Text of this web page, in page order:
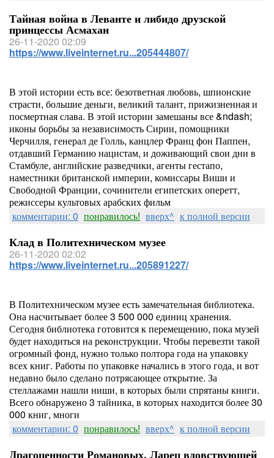
Тайная война в Леванте и либидо друзской
принцессы Асмахан
26-11-2020 02:09
https://www.liveinternet.ru...205444807/
В этой истории есть все: безответная любовь, шпионские
страсти, большие деньги, великий талант, прижизненная и
посмертная слава. В этой истории замешаны все &ndash;
иконы борьбы за независимость Сирии, помощники
Черчилля, генерал де Голль, канцлер Франц фон Паппен,
отдавший Германию нацистам, и доживающий свои дни в
Стамбуле, английские разведчики, агенты гестапо,
наместники британской империи, комиссары Виши и
Свободной Франции, сочинители египетских оперетт,
режиссеры культовых арабских фильм
комментарии: 0 понравилось! вверх^ к полной версии
Клад в Политехническом музее
26-11-2020 02:02
https://www.liveinternet.ru...205891227/
В Политехническом музее есть замечательная библиотека.
Она насчитывает более 3 500 000 единиц хранения.
Сегодня библиотека готовится к перемещению, пока музей
будет находиться на реконструкции. Чтобы перевезти такой
огромный фонд, нужно только полтора года на упаковку
всех книг. Работы по упаковке начались в этого года, и вот
недавно было сделано потрясающее открытие. За
стеллажами нашли ниши, в которых были спрятаны книги.
Всего обнаружено 3 тайника, в которых находится более 30
000 книг, многи
комментарии: 0 понравилось! вверх^ к полной версии
Драгоценности Романовых. Ларец вдовствующей